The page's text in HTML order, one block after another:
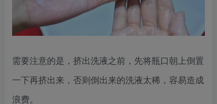
需要注意的是，挤出洗液之前，先将瓶口朝上倒置
一下再挤出来，否则倒出来的洗液太稀，容易造成
浪费。